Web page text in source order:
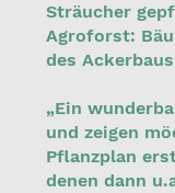
Sträucher
Agroforst:
des
„Ein
und zeigen
Pflanzplan
denen dann